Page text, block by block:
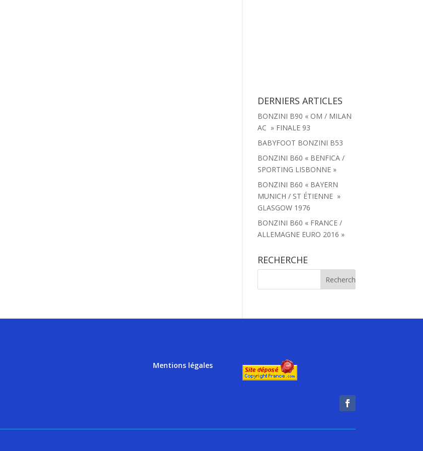
DERNIERS ARTICLES
BONZINI B90 « OM / MILAN
AC » FINALE 93
BABYFOOT BONZINI B53
BONZINI B60 « BENFICA /
SPORTING LISBONNE »
BONZINI B60 « BAYERN
MUNICH / ST ÉTIENNE »
GLASGOW 1976
BONZINI B60 « FRANCE /
ALLEMAGNE EURO 2016 »
RECHERCHE
Mentions légales